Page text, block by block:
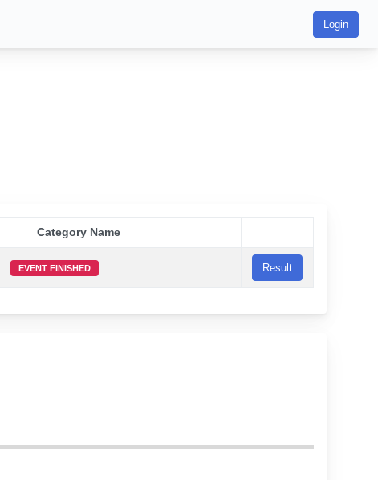
Login
Category Name
EVENT FINISHED Result